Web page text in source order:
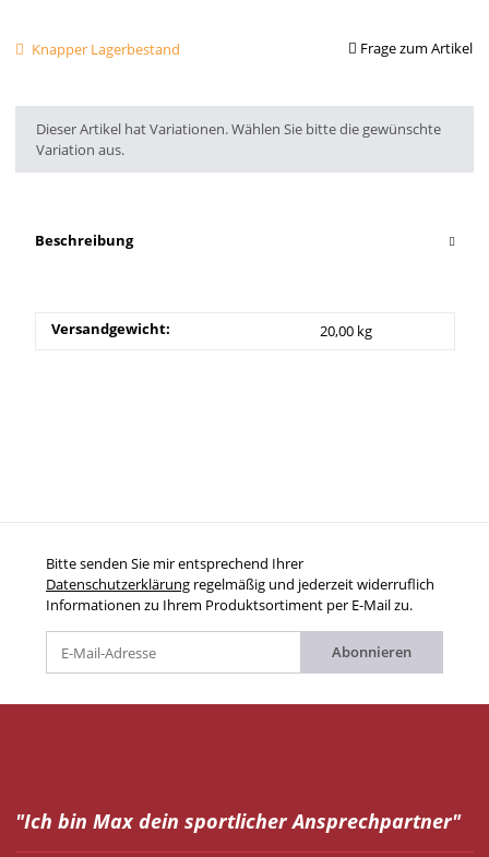
Knapper Lagerbestand Frage zum Artikel
x
Dieser Artikel hat Variationen. Wählen Sie bitte die gewünschte
Variation aus.
Beschreibung
Versandgewicht: 20,00 kg
Bitte senden Sie mir entsprechend Ihrer
Datenschutzerklärung regelmäßig und jederzeit widerruflich
Informationen zu Ihrem Produktsortiment per E-Mail zu.
Abonnieren
"Ich bin Max dein sportlicher Ansprechpartner"